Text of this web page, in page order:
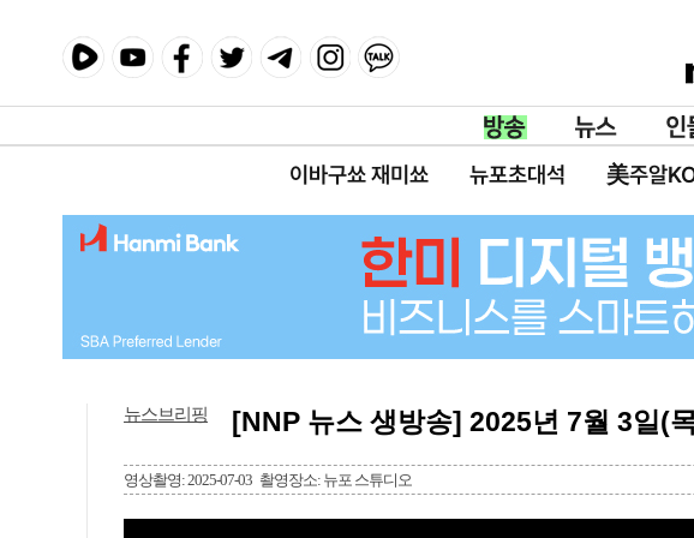
이바구쑈 재미쑈 뉴포초대석 美주알
뉴스브리핑 [NNP 뉴스 생방송] 2025년 7월 3일(
영상촬영: 2025-07-03 촬영장소: 뉴포 스튜디오